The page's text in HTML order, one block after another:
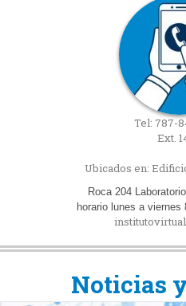
Tel: 787-
Ext.
Ubicados en:
Roca 204
horario lunes a
Noticias